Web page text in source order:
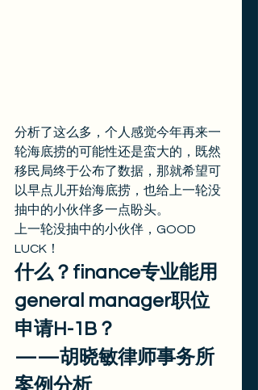
分析了这么多，个人感觉今年再来一
轮海底捞的可能性还是蛮大的，既然
移民局终于公布了数据，那就希望可
以早点儿开始海底捞，也给上一轮没
抽中的小伙伴多一点盼头。
上一轮没抽中的小伙伴，GOOD
LUCK！
什么？finance专业能用
general manager职位
申请H-1B？
——胡晓敏律师事务所
案例分析